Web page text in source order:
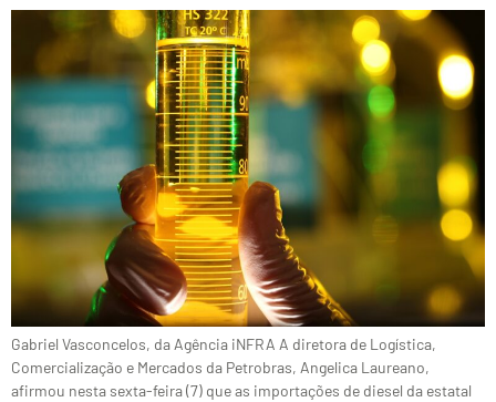
Gabriel Vasconcelos, da Agência iNFRA A diretora de Logística,
Comercialização e Mercados da Petrobras, Angelica Laureano,
afirmou nesta sexta-feira (7) que as importações de diesel da estatal